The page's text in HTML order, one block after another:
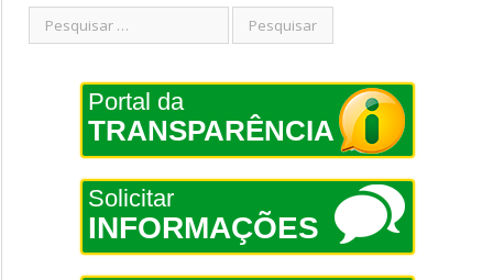
Portal da
TRANSPARÊNCIA
Solicitar
INFORMAÇÕES